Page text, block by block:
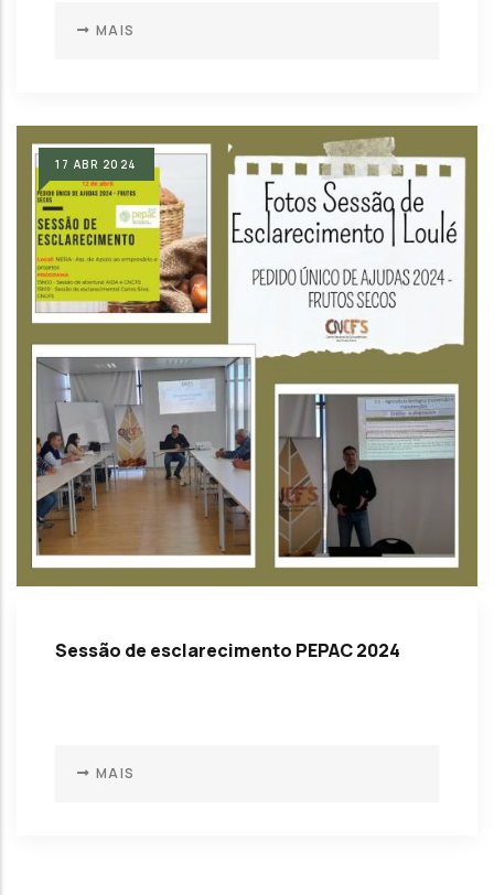
MAIS
17 ABR 2024
Sessão de esclarecimento PEPAC 2024
MAIS